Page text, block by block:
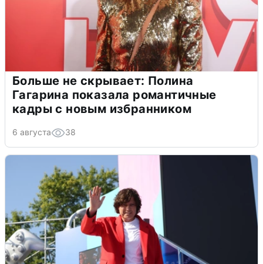
Больше не скрывает: Полина
Гагарина показала романтичные
кадры с новым избранником
6 августа 38